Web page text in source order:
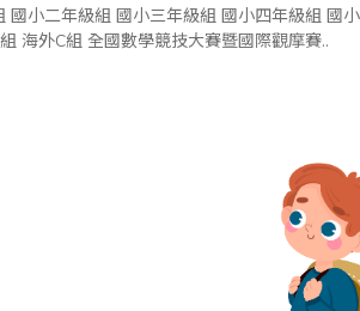
五年級組 國小六年級組 中學組 海外幼童組 海外A組 海外B組 海外C組 全國數學競技大賽暨國際觀摩賽..